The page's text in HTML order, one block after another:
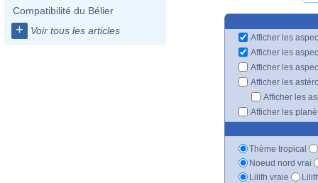
Compatibilité du Bélier
+ Voir tous les articles
Afficher les
Afficher les
Afficher les
Afficher les
Afficher les
Afficher les
Thème tropical
Noeud nord vrai
Lilith vraie